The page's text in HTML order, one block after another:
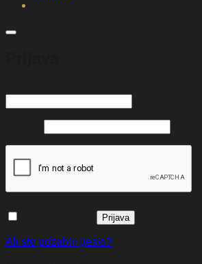
Prijava
Ali ste pozabili geslo?